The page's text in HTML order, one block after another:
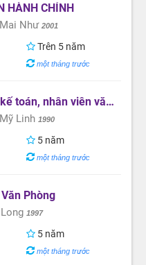
HÀNH CHÍNH
Như2001
Trên 5 năm
một tháng trước
viên văn phòng, kế toán bán hàng
Linh1990
5 năm
một tháng trước
Phòng
Long1997
5 năm
một tháng trước